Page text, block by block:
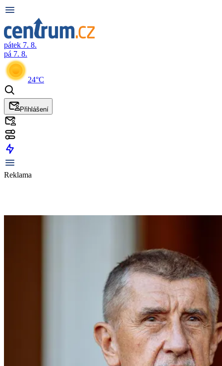
pátek 7. 8.
pá 7. 8.
24°C
Přihlášení
Reklama